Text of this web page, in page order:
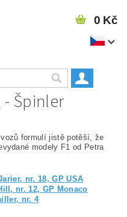
0 Kč
- Špinler
formulí jistě potěší, že
modely F1 od Petra
nr. 18, GP USA
nr. 12, GP Monaco
nr. 4